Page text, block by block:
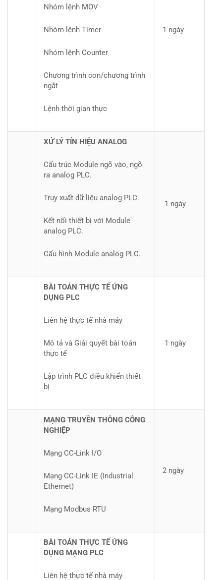
Nhóm lệnh MOV
Nhóm lệnh Timer
Nhóm lệnh Counter
Chương trình con/chương trình
ngắt
Lệnh thời gian thực
1 ngày
XỬ LÝ TÍN HIỆU ANALOG
Cấu trúc Module ngõ vào, ngõ
ra analog PLC.
Truy xuất dữ liệu analog PLC.
Kết nối thiết bị với Module
analog PLC.
Cấu hình Module analog PLC.
1 ngày
BÀI TOÁN THỰC TẾ ỨNG
DỤNG PLC
Liên hệ thực tế nhà máy
Mô tả và Giải quyết bài toán
thực tế
Lập trình PLC điều khiển thiết
bị
1 ngày
MẠNG TRUYỀN THÔNG CÔNG
NGHIỆP
Mạng CC-Link I/O
Mạng CC-Link IE (Industrial
Ethernet)
Mạng Modbus RTU
2 ngày
BÀI TOÁN THỰC TẾ ỨNG
DỤNG MẠNG PLC
Liên hệ thực tế nhà máy